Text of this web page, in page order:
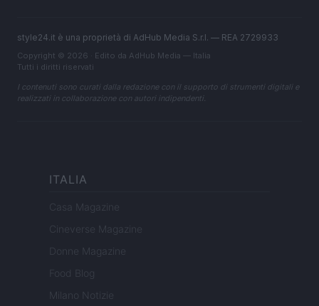
style24.it è una proprietà di AdHub Media S.r.l. — REA 2729933
Copyright © 2026 · Edito da AdHub Media — Italia
Tutti i diritti riservati
I contenuti sono curati dalla redazione con il supporto di strumenti digitali e
realizzati in collaborazione con autori indipendenti.
ITALIA
Casa Magazine
Cineverse Magazine
Donne Magazine
Food Blog
Milano Notizie